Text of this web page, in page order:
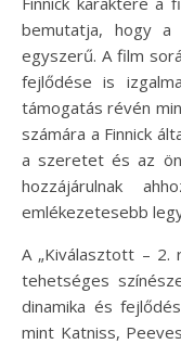
bemutatja, hogy
egyszerű. A film
fejlődése is
támogatás révén
számára a Finnick
a szeretet és az
hozzájárulnak
emlékezetesebb
A „Kiválasztott – 2.
tehetséges
dinamika és
mint Katniss,